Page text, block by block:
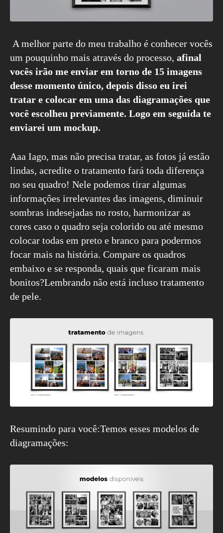
A melhor parte do meu trabalho é conhecer vocês
um pouquinho mais através do processo, afinal
vocês irão me enviar em torno de 15 imagens
desse momento único, depois disso eu irei
tratar e colocar em uma das diagramações que
você escolheu previamente. Logo em seguida te
enviarei um mockup.
Aaa Iago, mas não precisa tratar, as fotos já estão
lindas, acredite o tratamento fará toda diferença
no seu quadro! Nele podemos tirar algumas
informações irrelevantes das imagens, diminuir
sombras indesejadas no rosto, harmonizar as
cores caso o quadro seja colorido ou até mesmo
colocar todas em preto e branco para podermos
focar mais na história. Compare os quadros
embaixo e se responda, quais que ficaram mais
bonitos?Lembrando não está incluso tratamento
de pele.
Resumindo para você:Temos esses modelos de
diagramações: